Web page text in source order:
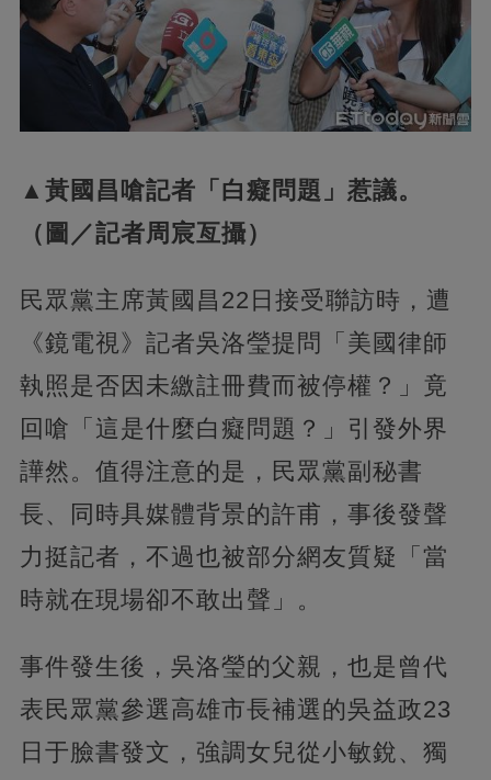
▲黃國昌嗆記者「白癡問題」惹議。
（圖／記者周宸亙攝）
民眾黨主席黃國昌22日接受聯訪時，遭
《鏡電視》記者吳洛瑩提問「美國律師
執照是否因未繳註冊費而被停權？」竟
回嗆「這是什麼白癡問題？」引發外界
譁然。值得注意的是，民眾黨副秘書
長、同時具媒體背景的許甫，事後發聲
力挺記者，不過也被部分網友質疑「當
時就在現場卻不敢出聲」。
事件發生後，吳洛瑩的父親，也是曾代
表民眾黨參選高雄市長補選的吳益政23
日于臉書發文，強調女兒從小敏銳、獨